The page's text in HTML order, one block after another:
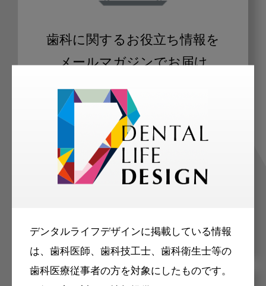
デンタルライフデザインに掲載している情報
は、歯科医師、歯科技工士、歯科衛生士等の
歯科医療従事者の方を対象にしたものです。
歯科に関するお役立ち情報を
メールマガジンでお届け
ご登録いただいた職種（歯科医師、歯
科衛生士、歯科技工士）に合わせた内
容のメールマガジンをお届けします。